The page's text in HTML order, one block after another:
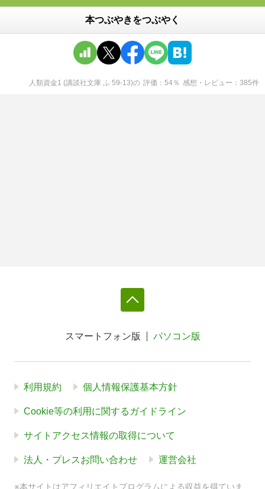
本つぶやきをつぶやく
人類資金1 (講談社文庫 ふ 59-13)の 評価 54％ 感想・レビュー 385件
スマートフォン版 パソコン版
利用規約 個人情報保護基本方針
Cookie等の利用に関するガイドライン
サイトアクセス情報の取得について
法人・プレスお問い合わせ 運営会社
※本サイトはアフィリエイトプログラムによる収益を得ていま